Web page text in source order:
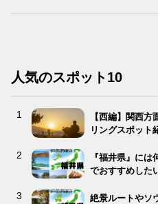
人気のスポット10
【西編】関西
リングスポット
『福井県』に
でおすすめした
絶景ルートやソ